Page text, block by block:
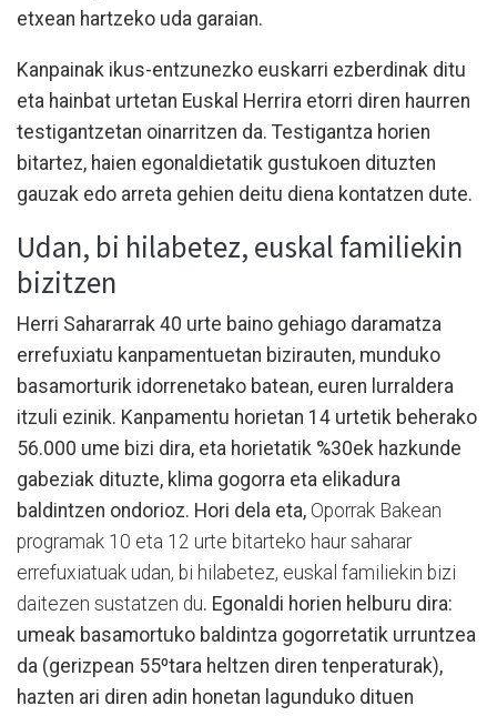
etxean hartzeko uda garaian.
Kanpainak ikus-entzunezko euskarri ezberdinak ditu
eta hainbat urtetan Euskal Herrira etorri diren haurren
testigantzetan oinarritzen da. Testigantza horien
bitartez, haien egonaldietatik gustukoen dituzten
gauzak edo arreta gehien deitu diena kontatzen dute.
Udan, bi hilabetez, euskal familiekin
bizitzen
Herri Sahararrak 40 urte baino gehiago daramatza
errefuxiatu kanpamentuetan bizirauten, munduko
basamorturik idorrenetako batean, euren lurraldera
itzuli ezinik. Kanpamentu horietan 14 urtetik beherako
56.000 ume bizi dira, eta horietatik %30ek hazkunde
gabeziak dituzte, klima gogorra eta elikadura
baldintzen ondorioz. Hori dela eta, Oporrak Bakean
programak 10 eta 12 urte bitarteko haur saharar
errefuxiatuak udan, bi hilabetez, euskal familiekin bizi
daitezen sustatzen du. Egonaldi horien helburu dira:
umeak basamortuko baldintza gogorretatik urruntzea
da (gerizpean 55ºtara heltzen diren tenperaturak),
hazten ari diren adin honetan lagunduko dituen